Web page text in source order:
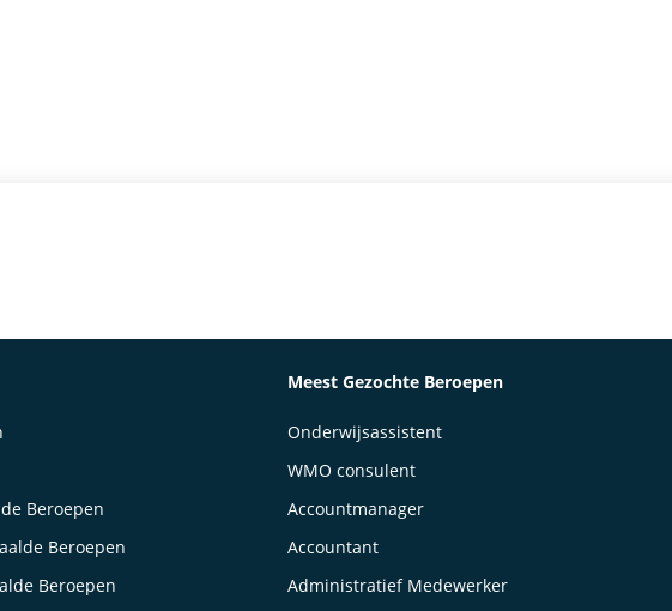
Beroepen
Beroepen
Beroepen
Meest Gezochte Beroepen
Onderwijsassistent
WMO consulent
Accountmanager
Accountant
Administratief Medewerker